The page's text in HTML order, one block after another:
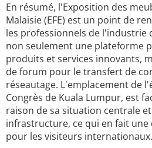
En résumé, l'Exposition des
Malaisie (EFE) est un point de
les professionnels de l'industrie
non seulement une plateforme
produits et services innovants,
de forum pour le transfert de
réseautage. L'emplacement de
Congrès de Kuala Lumpur, est
raison de sa situation centrale
infrastructure, ce qui en fait
pour les visiteurs internationaux.